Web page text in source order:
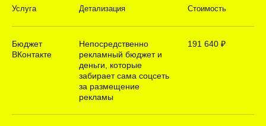
Услуга Детализация Стоимость
Бюджет
ВКонтакте
Непосредственно
рекламный бюджет и
деньги, которые
забирает сама соцсеть
за размещение
рекламы
191 640 ₽